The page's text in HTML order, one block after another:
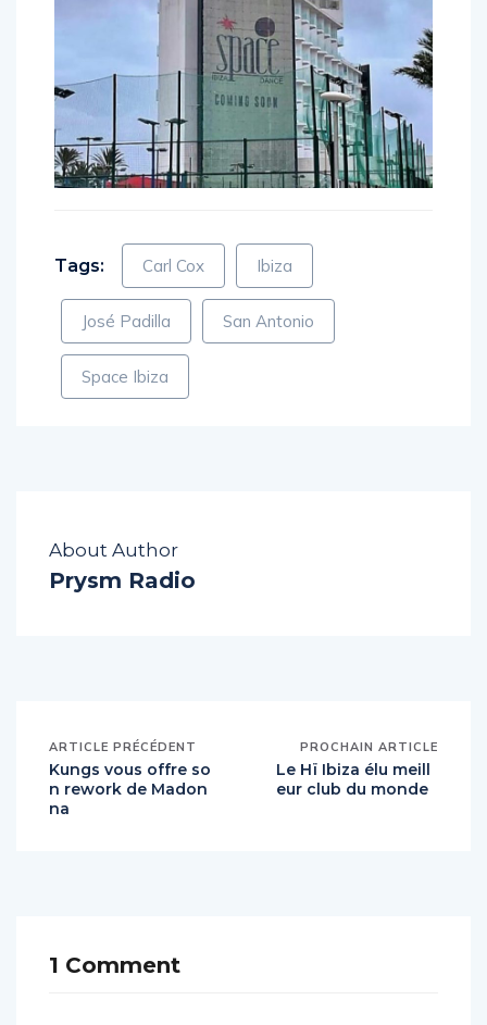
Carl Cox Ibiza
José Padilla San Antonio
Space Ibiza
About Author
ARTICLE PRÉCÉDENT
Kungs vous offre so
n rework de Madon
PROCHAIN ARTICLE
Le Hï Ibiza élu meill